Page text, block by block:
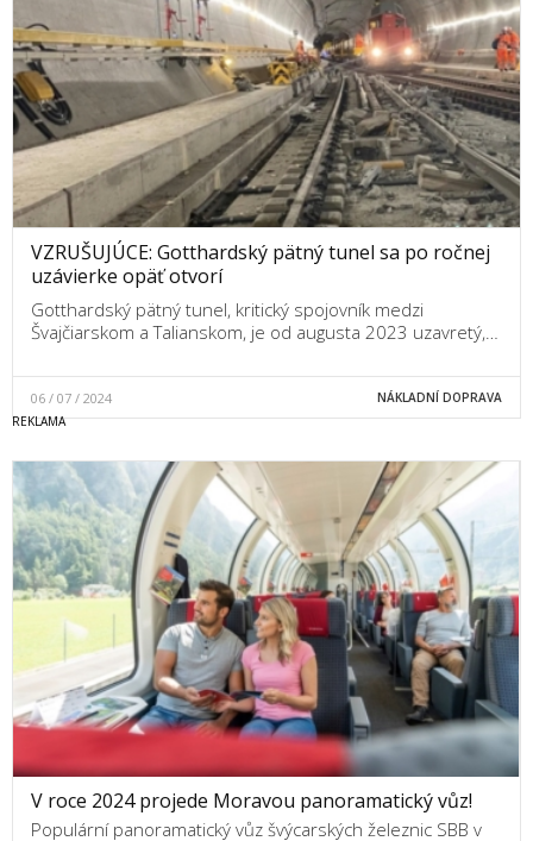
VZRUŠUJÚCE: Gotthardský pätný tunel sa po ročnej
uzávierke opäť otvorí
Gotthardský pätný tunel, kritický spojovník medzi
Švajčiarskom a Talianskom, je od augusta 2023 uzavretý,…
06 / 07 / 2024 NÁKLADNÍ DOPRAVA
V roce 2024 projede Moravou panoramatický vůz!
Populární panoramatický vůz švýcarských železnic SBB v